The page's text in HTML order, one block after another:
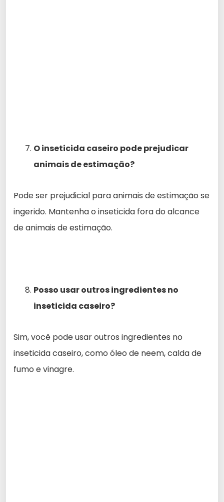
O inseticida caseiro pode prejudicar
animais de estimação?
Pode ser prejudicial para animais de estimação se
ingerido. Mantenha o inseticida fora do alcance
de animais de estimação.
Posso usar outros ingredientes no
inseticida caseiro?
Sim, você pode usar outros ingredientes no
inseticida caseiro, como óleo de neem, calda de
fumo e vinagre.